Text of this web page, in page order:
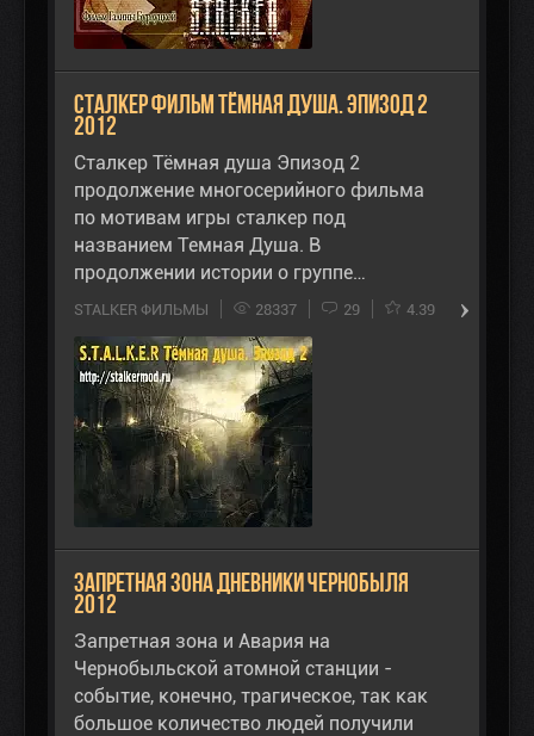
Сталкер Фильм Тёмная душа. Эпизод 2
2012
Сталкер Тёмная душа Эпизод 2
продолжение многосерийного фильма
по мотивам игры сталкер под
названием Темная Душа. В
продолжении истории о группе…
STALKER ФИЛЬМЫ 28337 29 4.39
Запретная зона Дневники Чернобыля
2012
Запретная зона и Авария на
Чернобыльской атомной станции -
событие, конечно, трагическое, так как
большое количество людей получили